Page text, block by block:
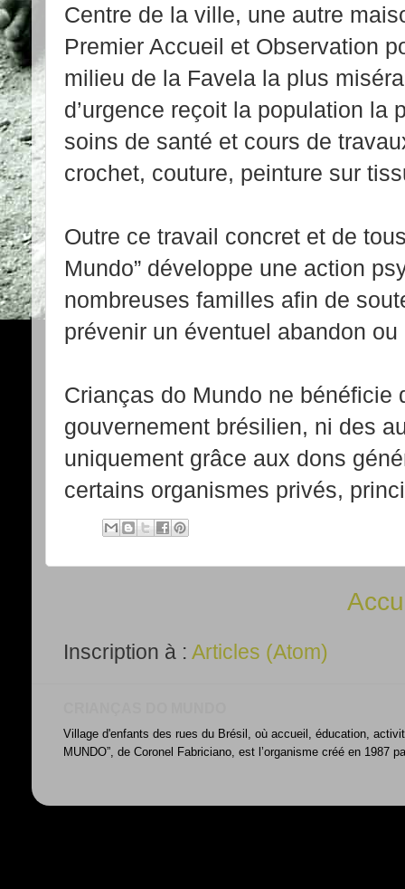
Centre de la ville, une autre
Premier Accueil et Observation
milieu de la Favela la plus
d’urgence reçoit la population la
soins de santé et cours de
crochet, couture, peinture sur
Outre ce travail concret et de
Mundo” développe une action
nombreuses familles afin de
prévenir un éventuel abandon
Crianças do Mundo ne
gouvernement brésilien, ni des
uniquement grâce aux dons
certains organismes privés,
Inscription à : Articles (Atom)
Village d'enfants des rues du Brésil, où accueil, éducation,
MUNDO”, de Coronel Fabriciano, est l’organisme créé en